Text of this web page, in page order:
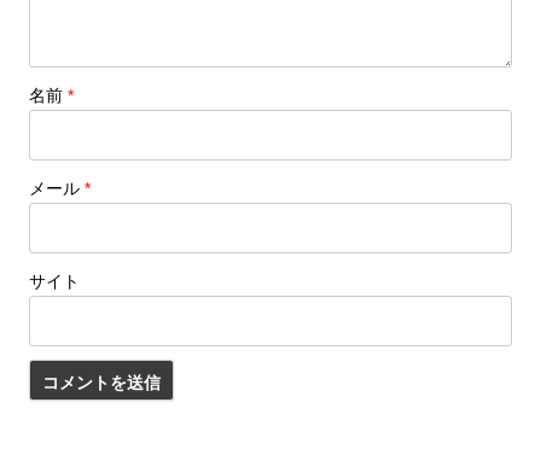
名前 *
メール *
サイト